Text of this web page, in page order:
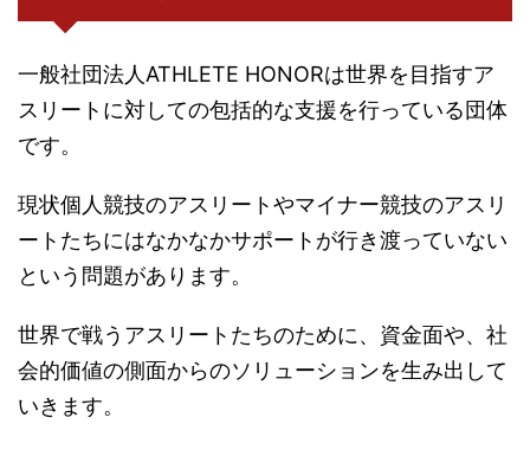
一般社団法人ATHLETE HONORは世界を目指すア
スリートに対しての包括的な支援を行っている団体
です。
現状個人競技のアスリートやマイナー競技のアスリ
ートたちにはなかなかサポートが行き渡っていない
という問題があります。
世界で戦うアスリートたちのために、資金面や、社
会的価値の側面からのソリューションを生み出して
いきます。